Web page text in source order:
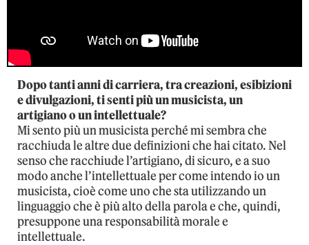
Dopo tanti anni di carriera, tra creazioni, esibizioni
e divulgazioni, ti senti più un musicista, un
artigiano o un intellettuale?
Mi sento più un musicista perché mi sembra che
racchiuda le altre due definizioni che hai citato. Nel
senso che racchiude l’artigiano, di sicuro, e a suo
modo anche l’intellettuale per come intendo io un
musicista, cioè come uno che sta utilizzando un
linguaggio che è più alto della parola e che, quindi,
presuppone una responsabilità morale e
intellettuale.